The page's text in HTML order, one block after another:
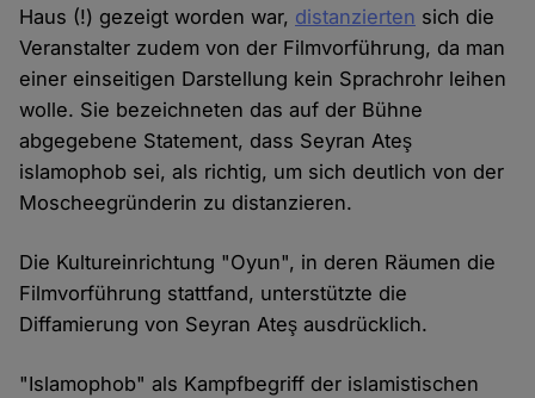
Haus (!) gezeigt worden war, distanzierten sich die
Veranstalter zudem von der Filmvorführung, da man
einer einseitigen Darstellung kein Sprachrohr leihen
wolle. Sie bezeichneten das auf der Bühne
abgegebene Statement, dass Seyran Ateş
islamophob sei, als richtig, um sich deutlich von der
Moscheegründerin zu distanzieren.
Die Kultureinrichtung "Oyun", in deren Räumen die
Filmvorführung stattfand, unterstützte die
Diffamierung von Seyran Ateş ausdrücklich.
"Islamophob" als Kampfbegriff der islamistischen